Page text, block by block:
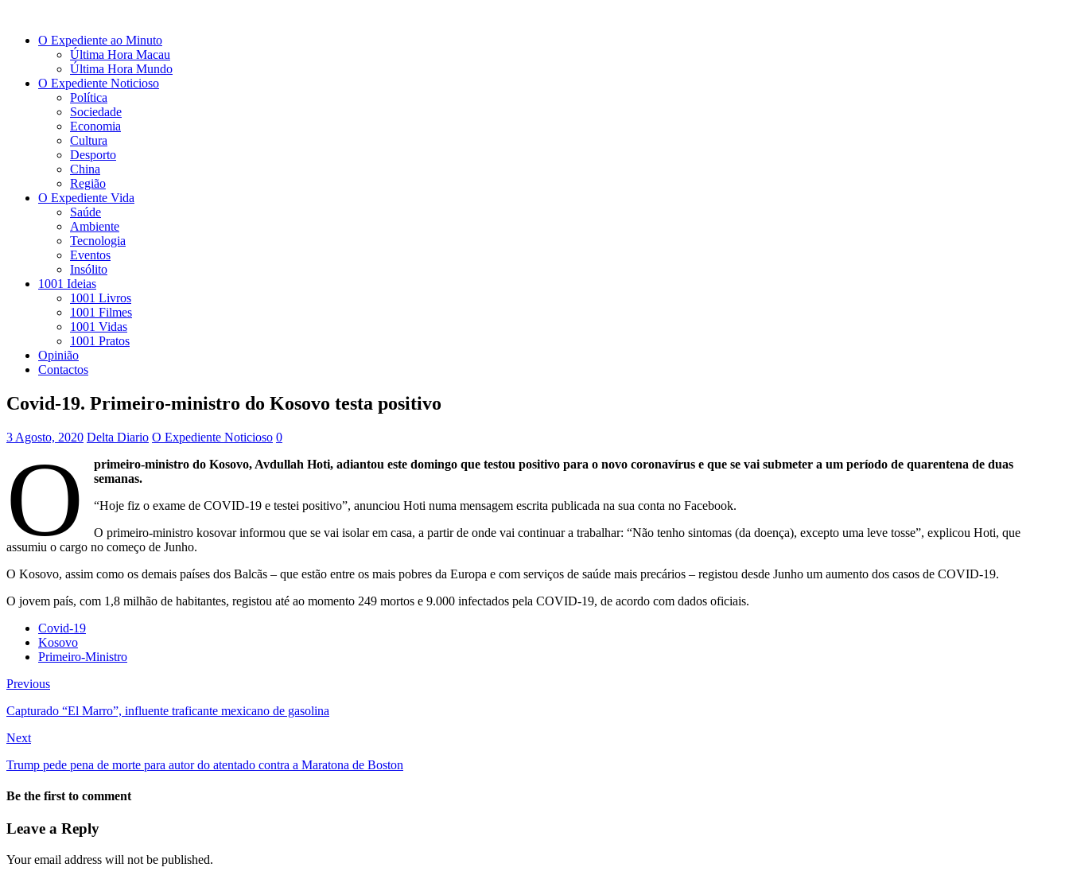
O Expediente ao Minuto
Última Hora Macau
Última Hora Mundo
O Expediente Noticioso
Política
Sociedade
Economia
Cultura
Desporto
China
Região
O Expediente Vida
Saúde
Ambiente
Tecnologia
Eventos
Insólito
1001 Ideias
1001 Livros
1001 Filmes
1001 Vidas
1001 Pratos
Opinião
Contactos
Covid-19. Primeiro-ministro do Kosovo testa positivo
3 Agosto, 2020 Delta Diario O Expediente Noticioso 0
O
primeiro-ministro do Kosovo, Avdullah Hoti, adiantou este domingo que testou positivo para o novo coronavírus e que se vai submeter a um período de quarentena de duas
semanas.
“Hoje fiz o exame de COVID-19 e testei positivo”, anunciou Hoti numa mensagem escrita publicada na sua conta no Facebook.
O primeiro-ministro kosovar informou que se vai isolar em casa, a partir de onde vai continuar a trabalhar: “Não tenho sintomas (da doença), excepto uma leve tosse”, explicou Hoti, que
assumiu o cargo no começo de Junho.
O Kosovo, assim como os demais países dos Balcãs – que estão entre os mais pobres da Europa e com serviços de saúde mais precários – registou desde Junho um aumento dos casos de COVID-19.
O jovem país, com 1,8 milhão de habitantes, registou até ao momento 249 mortos e 9.000 infectados pela COVID-19, de acordo com dados oficiais.
Covid-19
Kosovo
Primeiro-Ministro
Previous
Capturado “El Marro”, influente traficante mexicano de gasolina
Next
Trump pede pena de morte para autor do atentado contra a Maratona de Boston
Be the first to comment
Leave a Reply
Your email address will not be published.